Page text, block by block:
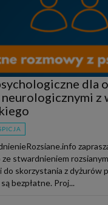
dla
z
stwardnieniem
do skorzystania z dyżurów
bezpłatne. Proj...